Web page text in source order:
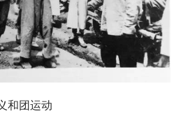
和团运动